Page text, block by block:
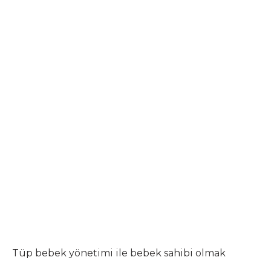
Tüp bebek yönetimi ile bebek sahibi olmak